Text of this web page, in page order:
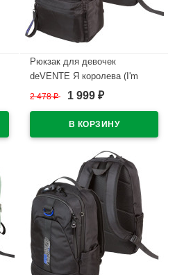
Рюкзак для девочек
deVENTE Я королева (I'm
Queen) 42x31x20 см
2 478₽ 1 999 ₽